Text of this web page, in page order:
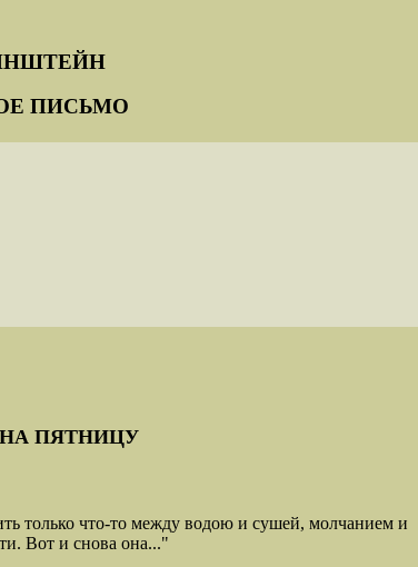
ПИСЬМО
НА ПЯТНИЦУ
только что-то между водою и сушей, молчанием и
Вот и снова она..."